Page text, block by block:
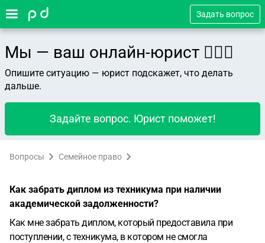
Задать вопрос
Мы — ваш онлайн-юрист 👨🏻‍⚖️
Опишите ситуацию — юрист подскажет, что делать
дальше.
Задайте вопрос. Юрист поможет!
Вопросы Семейное право
Как забрать диплом из техникума при наличии
академической задолженности?
Как мне забрать диплом, который предоставила при
поступлении, с техникума, в котором не смогла